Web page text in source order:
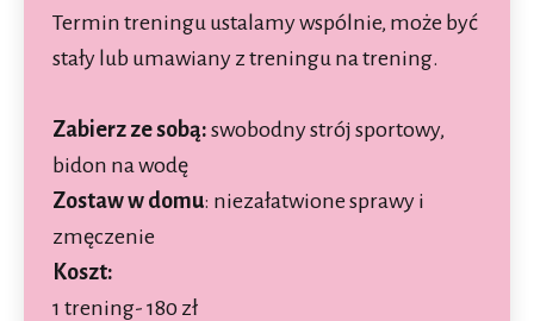
Termin treningu ustalamy wspólnie, może być
stały lub umawiany z treningu na trening.
Zabierz ze sobą: swobodny strój sportowy,
bidon na wodę
Zostaw w domu: niezałatwione sprawy i
zmęczenie
Koszt:
1 trening- 180 zł